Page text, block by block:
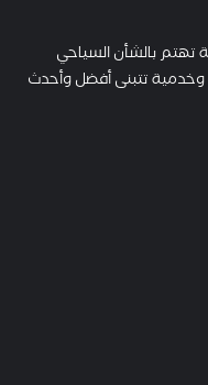
تهتم بالشأن السياحي
وخدمية تتبنى أفضل وأحدث